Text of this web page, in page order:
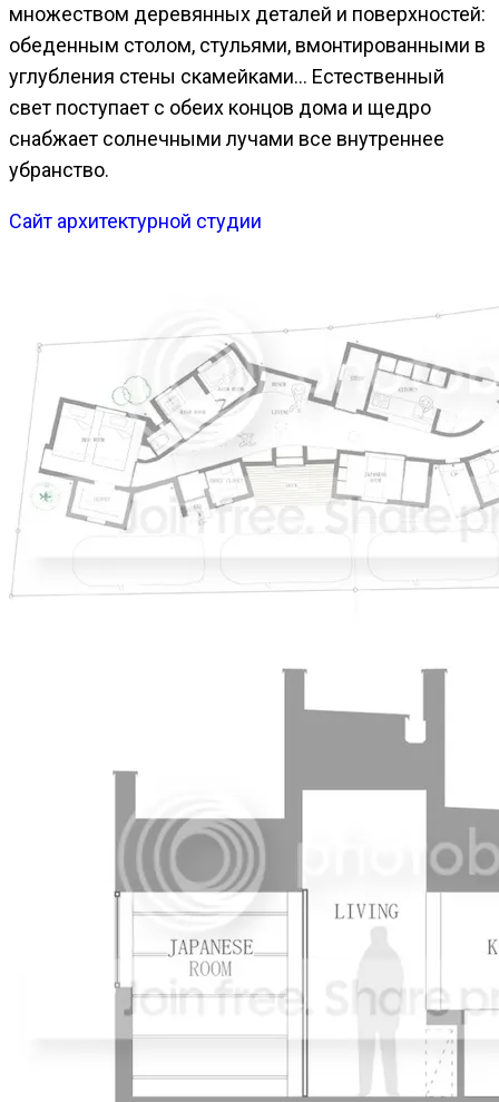
множеством деревянных деталей и поверхностей:
обеденным столом, стульями, вмонтированными в
углубления стены скамейками… Естественный
свет поступает с обеих концов дома и щедро
снабжает солнечными лучами все внутреннее
убранство.
Сайт архитектурной студии